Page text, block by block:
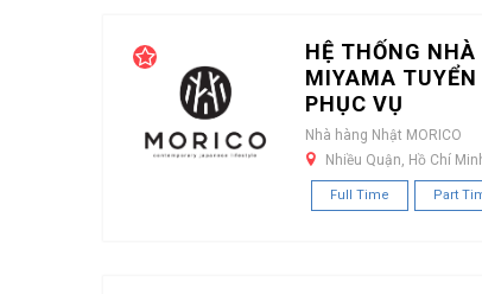
HỆ THỐNG
MIYAMA
PHỤC VỤ
Nhà hàng Nhật MORICO
Nhiều Quận, Hồ Chí
Full Time Part